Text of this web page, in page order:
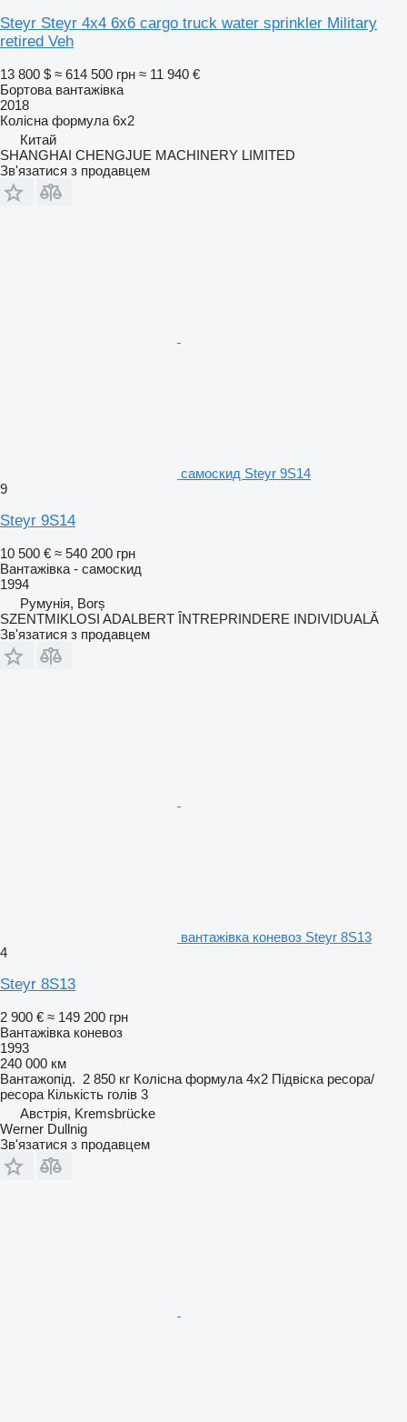
Steyr Steyr 4x4 6x6 cargo truck water sprinkler Military
retired Veh
13 800 $ ≈ 614 500 грн ≈ 11 940 €
Бортова вантажівка
2018
Колісна формула 6x2
Китай
SHANGHAI CHENGJUE MACHINERY LIMITED
Зв'язатися з продавцем
самоскид Steyr 9S14
9
Steyr 9S14
10 500 € ≈ 540 200 грн
Вантажівка - самоскид
1994
Румунія, Borș
SZENTMIKLOSI ADALBERT ÎNTREPRINDERE INDIVIDUALĂ
Зв'язатися з продавцем
вантажівка коневоз Steyr 8S13
4
Steyr 8S13
2 900 € ≈ 149 200 грн
Вантажівка коневоз
1993
240 000 км
Вантажопід. 2 850 кг Колісна формула 4x2 Підвіска ресора/
ресора Кількість голів 3
Австрія, Kremsbrücke
Werner Dullnig
Зв'язатися з продавцем